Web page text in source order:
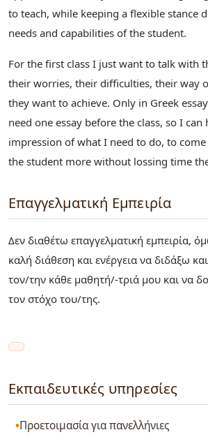
to teach, while keeping a flexible stance
needs and capabilities of the student.
For the first class I just want to talk with
their worries, their difficulties, their way
they want to achieve. Only in Greek
need one essay before the class, so I can
impression of what I need to do, to
the student more without lossing time
Επαγγελματική Εμπειρία
Δεν διαθέτω επαγγελματική εμπειρία,
καλή διάθεση και ενέργεια να διδάξω
τον/την κάθε μαθητή/-τριά μου και να
τον στόχο του/της.
Εκπαιδευτικές υπηρεσίες
Προετοιμασία για πανελλήνιες